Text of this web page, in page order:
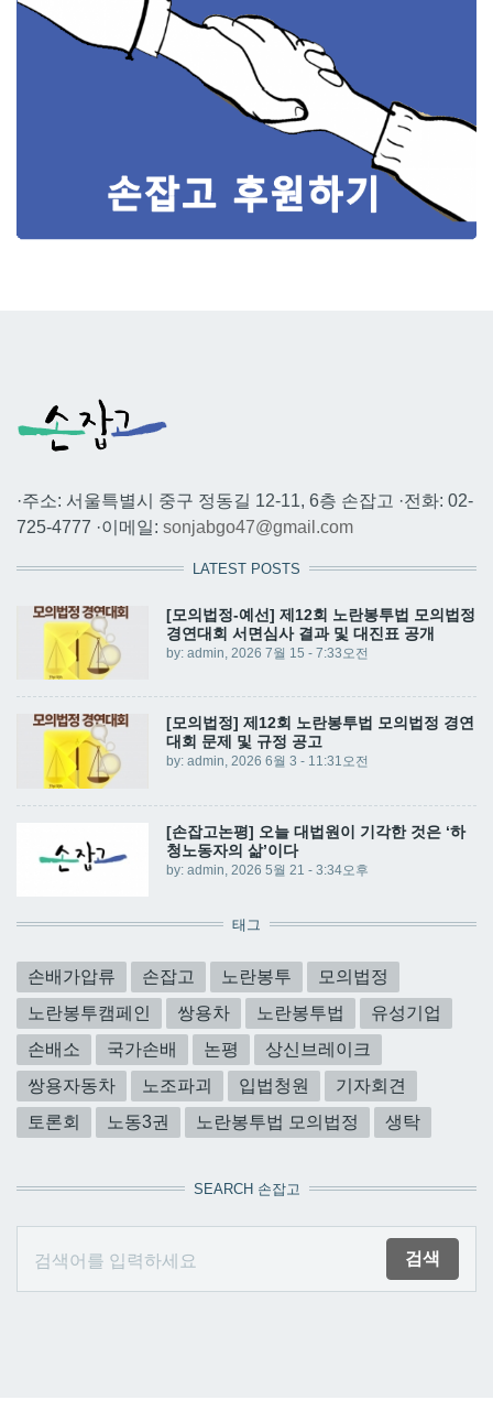
·주소: 서울특별시 중구 정동길 12-11, 6층 손잡고 ·전화: 02-
725-4777 ·이메일: sonjabgo47@gmail.com
LATEST POSTS
[모의법정-예선] 제12회 노란봉투법 모의법정
경연대회 서면심사 결과 및 대진표 공개
by: admin , 2026 7월 15 - 7:33오전
[모의법정] 제12회 노란봉투법 모의법정 경연
대회 문제 및 규정 공고
by: admin, 2026 6월 3 - 11:31오전
[손잡고논평] 오늘 대법원이 기각한 것은 ‘하
청노동자의 삶’이다
by: admin , 2026 5월 21 - 3:34오후
태그
손배가압류 손잡고 노란봉투
모의법정
노란봉투캠페인
쌍용차 노란봉투법
유성기업
손배소
국가손배 논평
상신브레이크
쌍용자동차
노조파괴 입법청원
기자회견
토론회
노동3권 노란봉투법 모의법정 생탁
SEARCH 손잡고